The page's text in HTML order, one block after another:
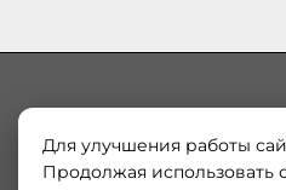
Наш магазин
Европы и России.
Для улучшения работы
Продолжая использовать